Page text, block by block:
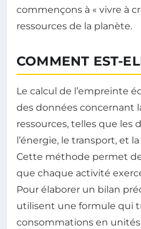
commençons à « vivre à
ressources de la planète.
COMMENT EST-
Le calcul de l’empreinte
des données concernant
ressources, telles que les
l’énergie, le transport, et
Cette méthode permet
que chaque activité
Pour élaborer un bilan
utilisent une formule qui
consommations en unités